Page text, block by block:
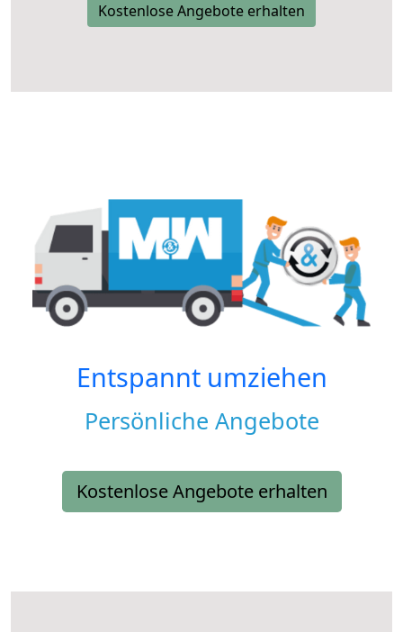
Kostenlose Angebote erhalten
Entspannt umziehen
Persönliche Angebote
Kostenlose Angebote erhalten